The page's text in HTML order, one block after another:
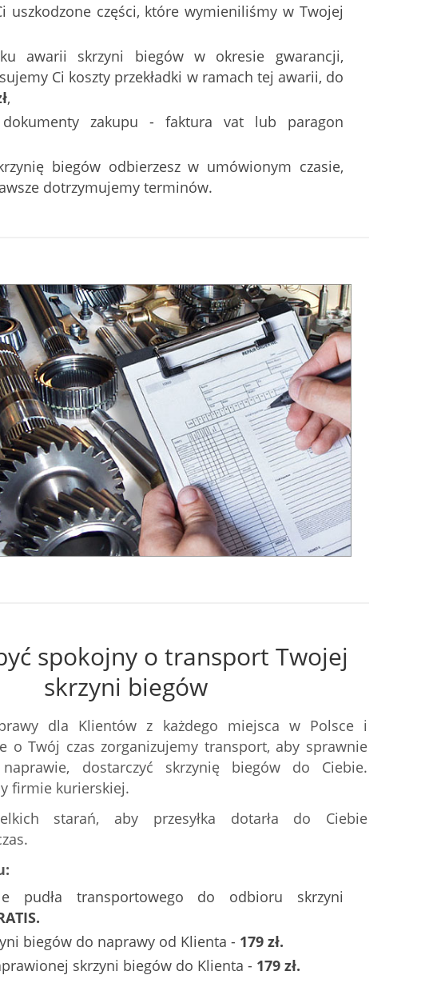
uszkodzone części, które wymieniliśmy w Twojej
awarii skrzyni biegów w okresie gwarancji,
Ci koszty przekładki w ramach tej awarii, do
,
dokumenty zakupu - faktura vat lub paragon
biegów odbierzesz w umówionym czasie,
dotrzymujemy terminów.
spokojny o transport Twojej
skrzyni biegów
dla Klientów z każdego miejsca w Polsce i
o Twój czas zorganizujemy transport, aby sprawnie
dostarczyć skrzynię biegów do Ciebie.
firmie kurierskiej.
starań, aby przesyłka dotarła do Ciebie
pudła transportowego do odbioru skrzyni
biegów do naprawy od Klienta - 179 zł.
skrzyni biegów do Klienta - 179 zł.